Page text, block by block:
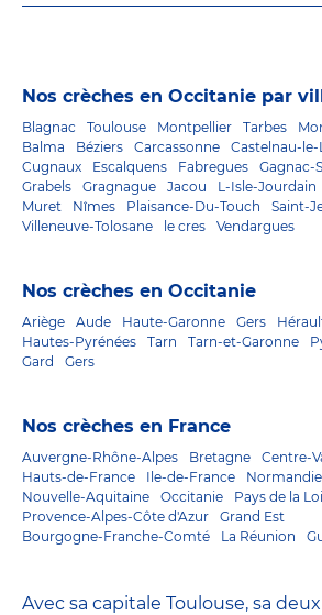
Nos crèches en Occitanie par
Blagnac Toulouse Montpellier Tarbes
Balma
Béziers Carcassonne Castelnau-le-
Cugnaux
Escalquens Fabregues Gagnac-
Grabels
Gragnague Jacou L-Isle-Jourdain
Muret
Nîmes Plaisance-Du-Touch
Saint-
Villeneuve-Tolosane
le cres Vendargues
Nos crèches en Occitanie
Ariège Aude Haute-Garonne Gers
Hautes-Pyrénées
Tarn Tarn-et-Garonne
Gard
Gers
Nos crèches en France
Auvergne-Rhône-Alpes Bretagne
Centre-
Hauts-de-France
Ile-de-France
Normandie
Nouvelle-Aquitaine
Occitanie
Pays de la
Provence-Alpes-Côte d'Azur
Grand Est
Bourgogne-Franche-Comté
La Réunion
Avec sa capitale Toulouse, sa